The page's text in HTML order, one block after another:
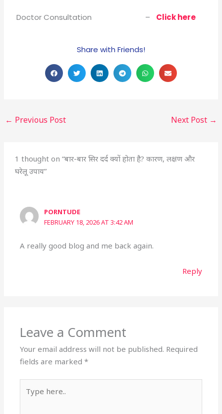
Doctor Consultation – Click here
Share with Friends!
← Previous Post Next Post →
1 thought on “बार-बार सिर दर्द क्यों होता है? कारण, लक्षण और
घरेलू उपाय”
PORNTUDE
FEBRUARY 18, 2026 AT 3:42 AM
A really good blog and me back again.
Reply
Leave a Comment
Your email address will not be published. Required
fields are marked*
here..